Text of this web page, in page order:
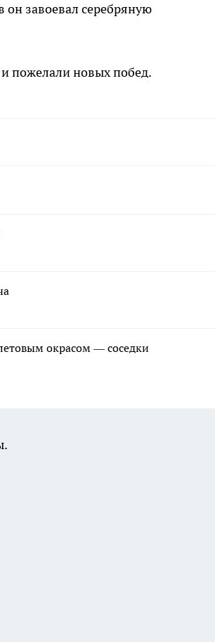
он завоевал серебряную
пожелали новых побед.
окрасом — соседки